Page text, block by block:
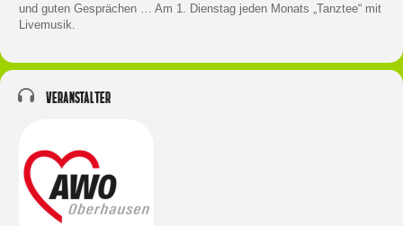
und guten Gesprächen … Am 1. Dienstag jeden Monats „Tanztee“ mit
Livemusik.
Veranstalter